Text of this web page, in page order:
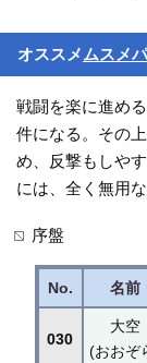
オススメムスメ
戦闘を楽に進め
件になる。その
め、反撃もしや
には、全く無用
序盤
No. 名前
030
大空
(おおぞ